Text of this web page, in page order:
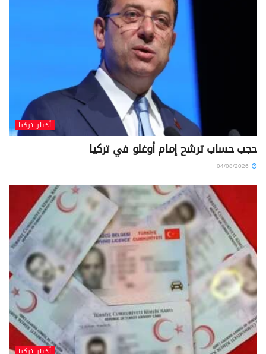
أخبار تركيا
حجب حساب ترشح إمام أوغلو في تركيا
أخبار تركيا